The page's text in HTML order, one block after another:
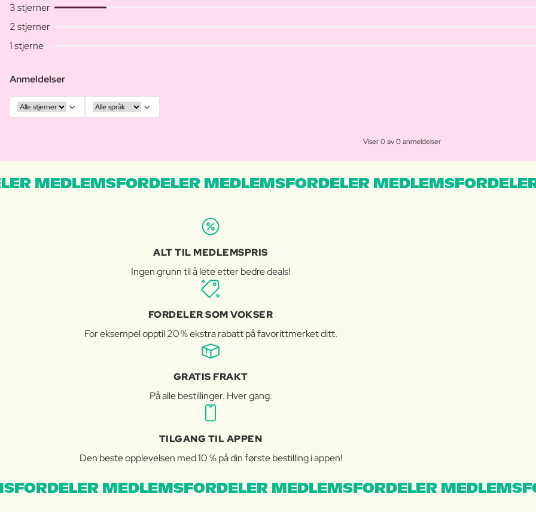
3 stjerner
2 stjerner
1 stjerne
Anmeldelser
Viser 0 av 0 anmeldelser
MEDLEMSFORDELER MEDLEMSFORDELER
ALT TIL MEDLEMSPRIS
Ingen grunn til å lete etter bedre deals!
FORDELER SOM VOKSER
For eksempel opptil 20 % ekstra rabatt på favorittmerket ditt.
GRATIS FRAKT
På alle bestillinger. Hver gang.
TILGANG TIL APPEN
Den beste opplevelsen med 10 % på din første bestilling i appen!
MEDLEMSFORDELER MEDLEMSFORDELER